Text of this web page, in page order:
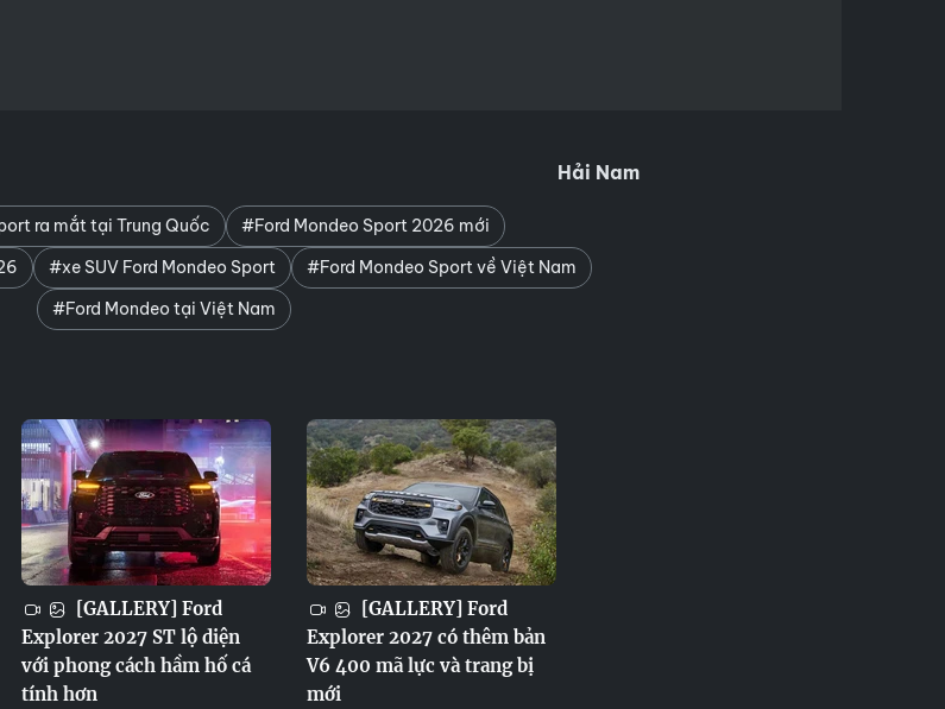
Hải Nam
ra mắt tại Trung Quốc
#Ford Mondeo Sport 2026 mới
#xe SUV Ford Mondeo Sport
#Ford Mondeo Sport về Việt Nam
#Ford Mondeo tại Việt Nam
[GALLERY] Ford
Explorer 2027 ST lộ diện
với phong cách hầm hố cá
tính hơn
[GALLERY] Ford
Explorer 2027 có thêm bản
V6 400 mã lực và trang bị
mới